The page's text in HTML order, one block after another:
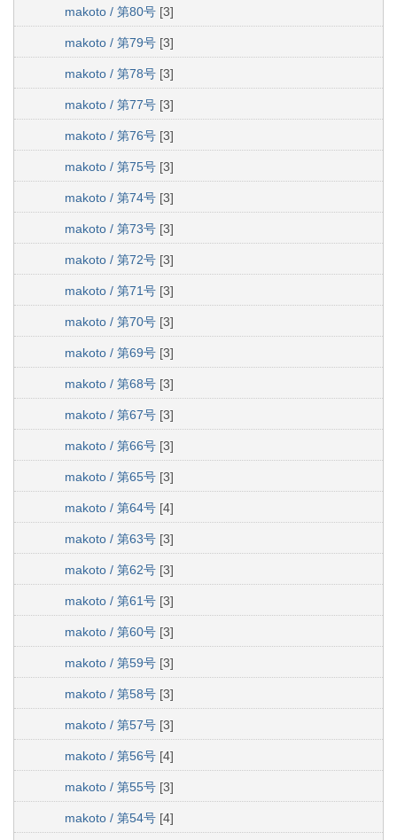
makoto / 第80号 [3]
makoto / 第79号 [3]
makoto / 第78号 [3]
makoto / 第77号 [3]
makoto / 第76号 [3]
makoto / 第75号 [3]
makoto / 第74号 [3]
makoto / 第73号 [3]
makoto / 第72号 [3]
makoto / 第71号 [3]
makoto / 第70号 [3]
makoto / 第69号 [3]
makoto / 第68号 [3]
makoto / 第67号 [3]
makoto / 第66号 [3]
makoto / 第65号 [3]
makoto / 第64号 [4]
makoto / 第63号 [3]
makoto / 第62号 [3]
makoto / 第61号 [3]
makoto / 第60号 [3]
makoto / 第59号 [3]
makoto / 第58号 [3]
makoto / 第57号 [3]
makoto / 第56号 [4]
makoto / 第55号 [3]
makoto / 第54号 [4]